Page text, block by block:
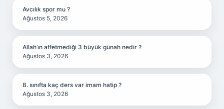
Avcılık spor mu ?
Ağustos 5, 2026
Allah’ın affetmediği 3 büyük günah nedir ?
Ağustos 3, 2026
8. sınıfta kaç ders var imam hatip ?
Ağustos 3, 2026